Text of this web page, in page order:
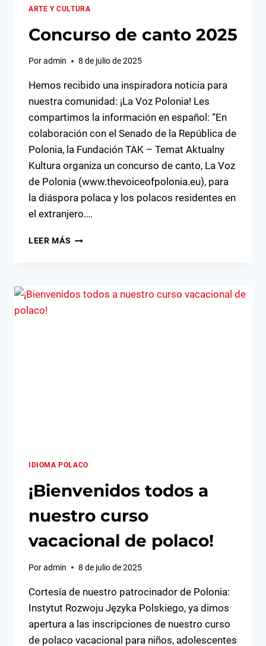
ARTE Y CULTURA
Concurso de canto 2025
Poradmin 8 de julio de 2025
Hemos recibido una inspiradora noticia para
nuestra comunidad: ¡La Voz Polonia! Les
compartimos la información en español: “En
colaboración con el Senado de la República de
Polonia, la Fundación TAK – Temat Aktualny
Kultura organiza un concurso de canto, La Voz
de Polonia (www.thevoiceofpolonia.eu), para
la diáspora polaca y los polacos residentes en
el extranjero….
LEER MÁS CONCURSO
IDIOMA POLACO
¡Bienvenidos todos a
nuestro curso
vacacional de polaco!
Poradmin 8 de julio de 2025
Cortesía de nuestro patrocinador de Polonia:
Instytut Rozwoju Języka Polskiego, ya dimos
apertura a las inscripciones de nuestro curso
de polaco vacacional para niños, adolescentes